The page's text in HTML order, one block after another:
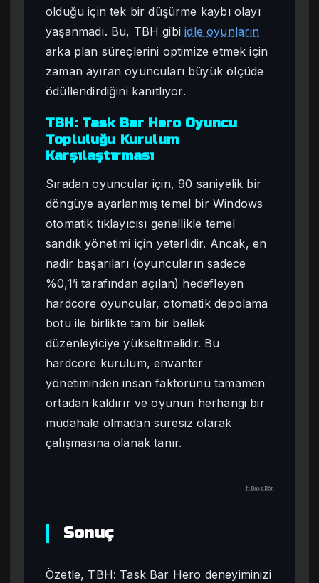
olduğu için tek bir düşürme kaybı olayı
yaşanmadı. Bu, TBH gibiidle oyunların
arka plan süreçlerini optimize etmek için
zaman ayıran oyuncuları büyük ölçüde
ödüllendirdiğini kanıtlıyor.
TBH: Task Bar Hero Oyuncu
Topluluğu Kurulum
Karşılaştırması
Sıradan oyuncular için, 90 saniyelik bir
döngüye ayarlanmış temel bir Windows
otomatik tıklayıcısı genellikle temel
sandık yönetimi için yeterlidir. Ancak, en
nadir başarıları (oyuncuların sadece
%0,1’i tarafından açılan) hedefleyen
hardcore oyuncular, otomatik depolama
botu ile birlikte tam bir bellek
düzenleyiciye yükseltmelidir. Bu
hardcore kurulum, envanter
yönetiminden insan faktörünü tamamen
ortadan kaldırır ve oyunun herhangi bir
müdahale olmadan süresiz olarak
çalışmasına olanak tanır.
↑ Başa Dön
Sonuç
Özetle, TBH: Task Bar Hero deneyiminizi